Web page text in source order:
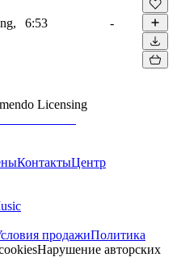
6:53 -
Licensing
КонтактыЦентр
продажиПолитика
Нарушение авторских